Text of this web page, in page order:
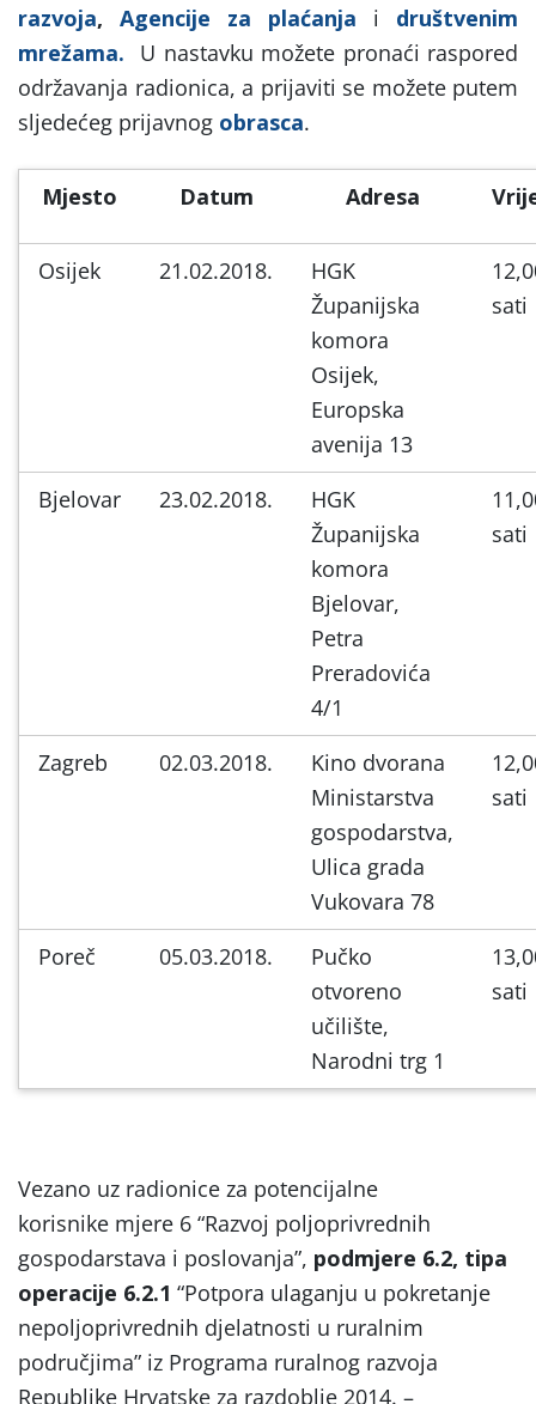
razvoja, Agencije za plaćanja i društvenim
mrežama.
U nastavku možete pronaći raspored
održavanja radionica, a prijaviti se možete putem
sljedećeg prijavnog obrasca.
Mjesto Datum Adresa
Osijek 21.02.2018.
HGK
Županijska
komora
Osijek,
Europska
avenija 13
sati
Bjelovar 23.02.2018.
HGK
Županijska
komora
Bjelovar,
Petra
Preradovića
4/1
sati
Zagreb 02.03.2018.
Kino dvorana
Ministarstva
gospodarstva,
Ulica grada
Vukovara 78
sati
Poreč 05.03.2018.
Pučko
otvoreno
učilište,
Narodni trg 1
sati
Vezano uz radionice za potencijalne
korisnike mjere 6 “Razvoj poljoprivrednih
gospodarstava i poslovanja”, podmjere 6.2, tipa
operacije 6.2.1 “Potpora ulaganju u pokretanje
nepoljoprivrednih djelatnosti u ruralnim
područjima” iz Programa ruralnog razvoja
Republike Hrvatske za razdoblje 2014. –